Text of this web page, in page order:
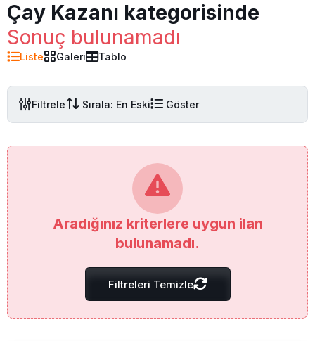
Çay Kazanı kategorisinde
Sonuç bulunamadı
Liste Galeri Tablo
Filtrele Sırala: En Eski Göster
Aradığınız kriterlere uygun ilan
bulunamadı.
Filtreleri Temizle